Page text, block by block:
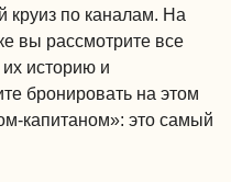
круиз по каналам. На
вы рассмотрите все
историю и
бронировать на этом
капитаном»: это самый